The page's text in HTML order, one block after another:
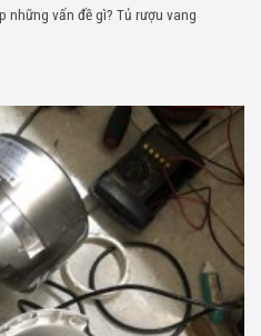
vấn đề gì? Tủ rượu vang